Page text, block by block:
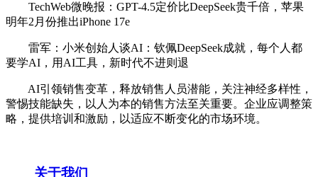
TechWeb微晚报：GPT-4.5定价比DeepSeek贵千倍，苹果
明年2月份推出iPhone 17e
雷军：小米创始人谈AI：钦佩DeepSeek成就，每个人都
要学AI，用AI工具，新时代不进则退
AI引领销售变革，释放销售人员潜能，关注神经多样性，
警惕技能缺失，以人为本的销售方法至关重要。企业应调整策
略，提供培训和激励，以适应不断变化的市场环境。
关于我们